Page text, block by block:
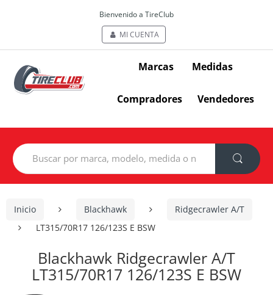
Bienvenido a TireClub
MI CUENTA
Marcas Medidas
Compradores Vendedores
Search
for:
Inicio Blackhawk
Ridgecrawler A/T
LT315/70R17 126/123S E BSW
Blackhawk Ridgecrawler A/T
LT315/70R17 126/123S E BSW